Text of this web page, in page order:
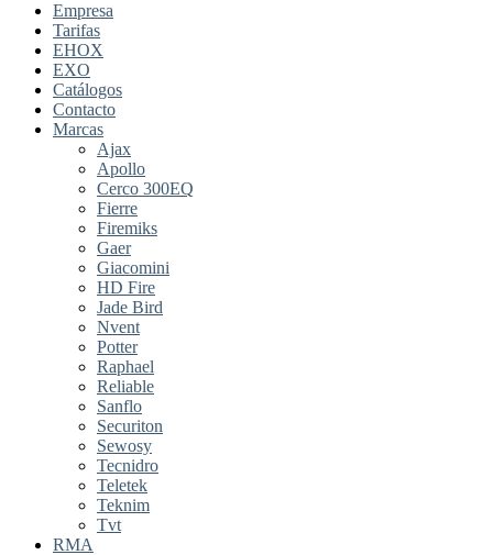
Empresa
Tarifas
EHOX
EXO
Catálogos
Contacto
Marcas
Ajax
Apollo
Cerco 300EQ
Fierre
Firemiks
Gaer
Giacomini
HD Fire
Jade Bird
Nvent
Potter
Raphael
Reliable
Sanflo
Securiton
Sewosy
Tecnidro
Teletek
Teknim
Tvt
RMA